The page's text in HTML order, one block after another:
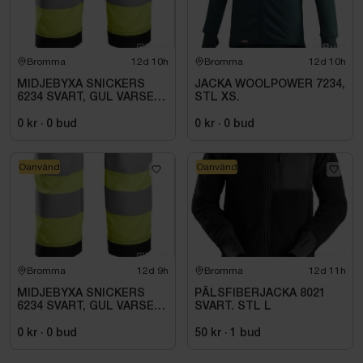
Bromma 12d 10h
MIDJEBYXA SNICKERS
6234 SVART, GUL VARSEL
0 kr · 0 bud
Bromma 12d 10h
JACKA WOOLPOWER 7234,
STL XS.
0 kr · 0 bud
Bromma 12d 9h
MIDJEBYXA SNICKERS
6234 SVART, GUL VARSEL
0 kr · 0 bud
Oanvänd
Bromma 12d 11h
PÄLSFIBERJACKA 8021
SVART. STL L
50 kr · 1 bud
Oanvänd